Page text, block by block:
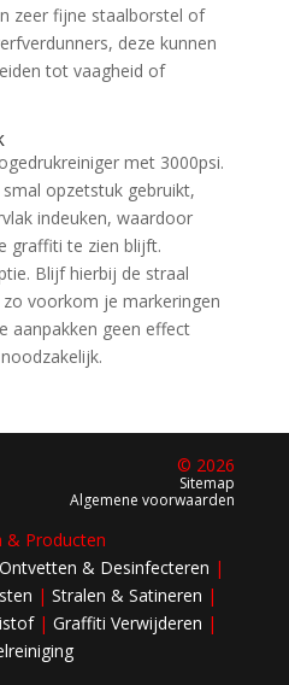
zeer fijne staalborstel of
deze kunnen
tot vaagheid of
met 3000psi.
opzetstuk gebruikt,
indeuken, waardoor
graffiti te zien blijft.
Blijf hierbij de straal
voorkom je markeringen
aanpakken geen effect
© 2026
Sitemap
Algemene voorwaarden
& Producten
Ontvetten & Desinfecteren |
|Stralen & Satineren |
|Graffiti Verwijderen |